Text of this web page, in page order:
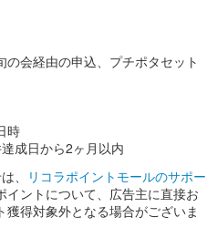
会経由の申込、プチポタセット
時
成日から2ヶ月以内
、
リコラポイントモールのサポー
イントについて、広告主に直接お
得対象外となる場合がございま